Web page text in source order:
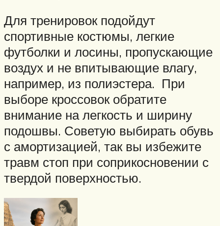
Для тренировок подойдут
спортивные костюмы, легкие
футболки и лосины, пропускающие
воздух и не впитывающие влагу,
например, из полиэстера. При
выборе кроссовок обратите
внимание на легкость и ширину
подошвы. Советую выбирать обувь
с амортизацией, так вы избежите
травм стоп при соприкосновении с
твердой поверхностью.